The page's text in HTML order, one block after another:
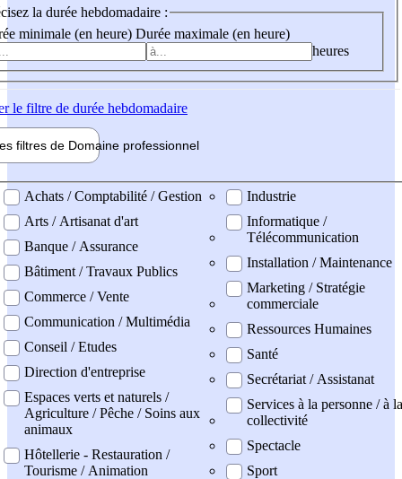
la durée hebdomadaire :
minimale (en heure) Durée maximale (en heure)
heures
le filtre de durée hebdomadaire
filtres de Domaine professionnel
professionel
Achats / Comptabilité / Gestion
Arts / Artisanat d'art
Banque / Assurance
Bâtiment / Travaux Publics
Commerce / Vente
Communication / Multimédia
Conseil / Etudes
Direction d'entreprise
Espaces verts et naturels /
Agriculture / Pêche / Soins aux
animaux
Hôtellerie - Restauration /
Tourisme / Animation
Industrie
Informatique /
Télécommunication
Installation / Maintenance
Marketing / Stratégie
commerciale
Ressources Humaines
Santé
Secrétariat / Assistanat
Services à la personne / à la
collectivité
Spectacle
Sport